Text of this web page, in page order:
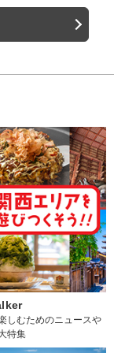
しむためのニュースや
特集